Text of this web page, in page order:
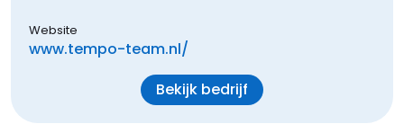
Website
www.tempo-team.nl/
Bekijk bedrijf